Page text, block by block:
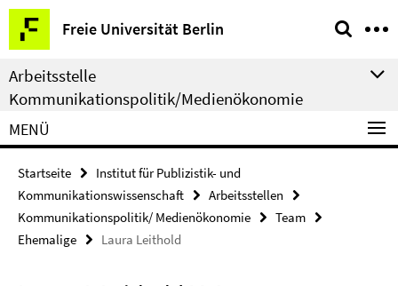
Springe
direkt
zu
Inhalt
Freie Universität Berlin
Service-
Navigation
Arbeitsstelle
Kommunikationspolitik/Medienökonomie
MENÜ
Startseite
Institut für Publizistik- und
Kommunikationswissenschaft
Arbeitsstellen
Kommunikationspolitik/ Medienökonomie
Team
Ehemalige
Laura Leithold